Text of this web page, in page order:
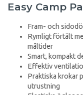
Easy Camp
Fram- och
Rymligt förtält
måltider
Smart, kompakt
Effektiv
Praktiska krokar
utrustning